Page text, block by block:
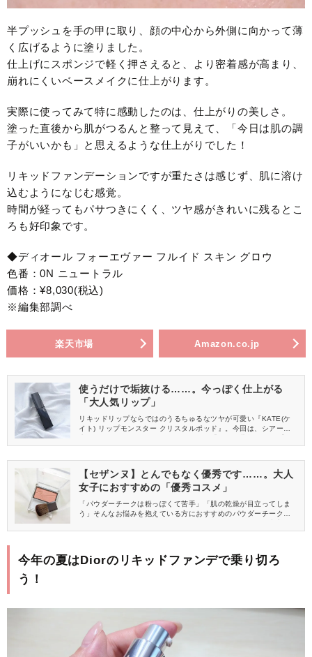
半プッシュを手の甲に取り、顔の中心から外側に向かって薄
く広げるように塗りました。
仕上げにスポンジで軽く押さえると、より密着感が高まり、
崩れにくいベースメイクに仕上がります。
実際に使ってみて特に感動したのは、仕上がりの美しさ。
塗った直後から肌がつるんと整って見えて、「今日は肌の調
子がいいかも」と思えるような仕上がりでした！
リキッドファンデーションですが重たさは感じず、肌に溶け
込むようになじむ感覚。
時間が経ってもパサつきにくく、ツヤ感がきれいに残るとこ
ろも好印象です。
◆ディオール フォーエヴァー フルイド スキン グロウ
色番：0N ニュートラル
価格：¥8,030(税込)
※編集部調べ
楽天市場 Amazon.co.jp
使うだけで垢抜ける……。今っぽく仕上がる
「大人気リップ」
リキッドリップならではのうるちゅるなツヤが可愛い『KATE(ケ
イト) リップモンスター クリスタルポッド』。今回は、シアーな
をピックアップ！赤リップが苦手な人でも使いやすい、絶妙なカ
【セザンヌ】とんでもなく優秀です……。大人
女子におすすめの「優秀コスメ」
「パウダーチークは粉っぽくて苦手」「肌の乾燥が目立ってしま
う」そんなお悩みを抱えている方におすすめのパウダーチークが
ウダーチークってこんなにやわらかいんだと、きっとその魅力に
今年の夏はDiorのリキッドファンデで乗り切ろ
う！